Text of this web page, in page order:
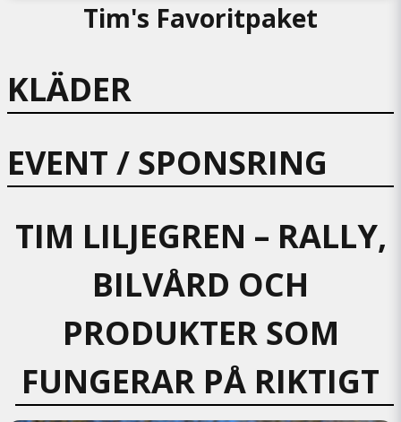
Tim's Favoritpaket
KLÄDER
EVENT / SPONSRING
TIM LILJEGREN – RALLY,
BILVÅRD OCH
PRODUKTER SOM
FUNGERAR PÅ RIKTIGT